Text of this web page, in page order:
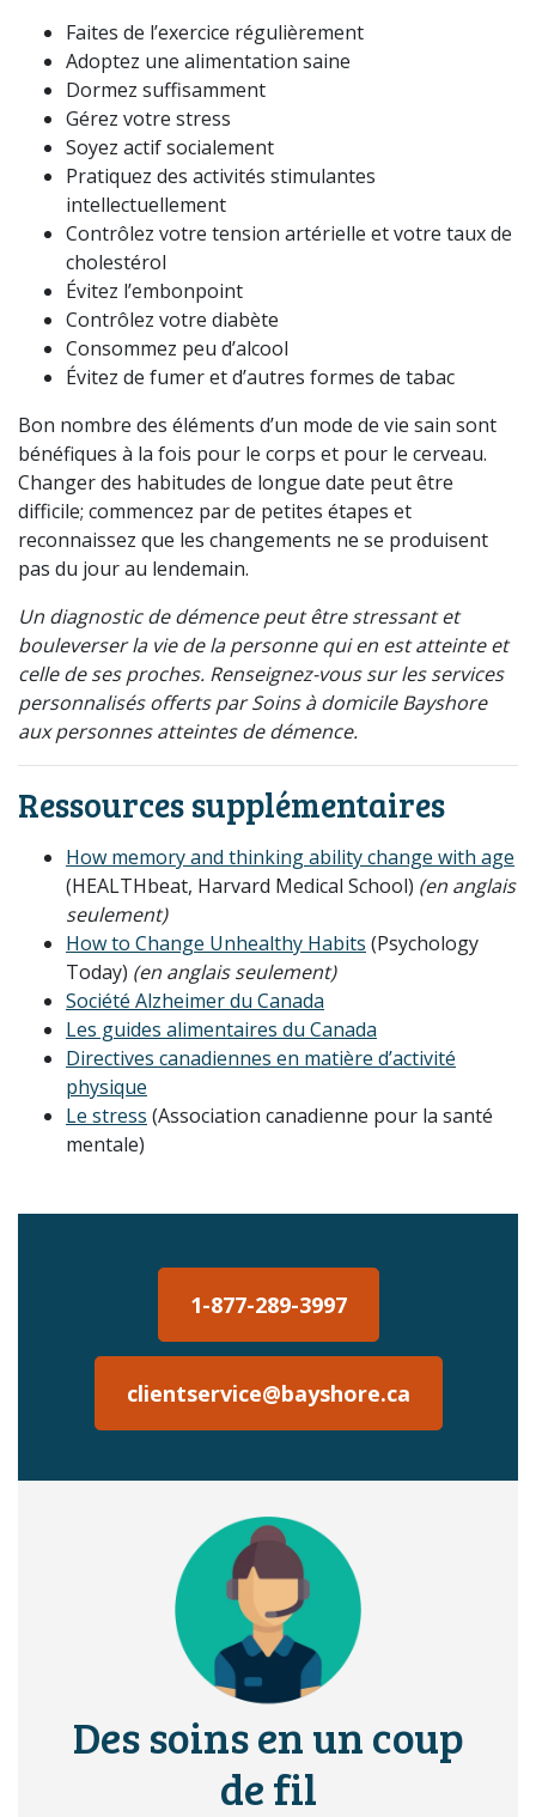
Faites de l’exercice régulièrement
Adoptez une alimentation saine
Dormez suffisamment
Gérez votre stress
Soyez actif socialement
Pratiquez des activités stimulantes
intellectuellement
Contrôlez votre tension artérielle et votre taux de
cholestérol
Évitez l’embonpoint
Contrôlez votre diabète
Consommez peu d’alcool
Évitez de fumer et d’autres formes de tabac
Bon nombre des éléments d’un mode de vie sain sont
bénéfiques à la fois pour le corps et pour le cerveau.
Changer des habitudes de longue date peut être
difficile; commencez par de petites étapes et
reconnaissez que les changements ne se produisent
pas du jour au lendemain.
Un diagnostic de démence peut être stressant et
bouleverser la vie de la personne qui en est atteinte et
celle de ses proches. Renseignez-vous sur les services
personnalisés offerts par Soins à domicile Bayshore
aux personnes atteintes de démence.
Ressources supplémentaires
How memory and thinking ability change with age
(HEALTHbeat, Harvard Medical School) (en anglais
seulement)
How to Change Unhealthy Habits (Psychology
Today) (en anglais seulement)
Société Alzheimer du Canada
Les guides alimentaires du Canada
Directives canadiennes en matière d’activité
physique
Le stress (Association canadienne pour la santé
mentale)
1-877-289-3997
clientservice@bayshore.ca
Des soins en un coup
de fil